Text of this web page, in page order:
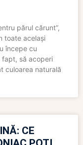
părul cărunt”,
toate același
începe cu
fapt, să acoperi
culoarea naturală
CE